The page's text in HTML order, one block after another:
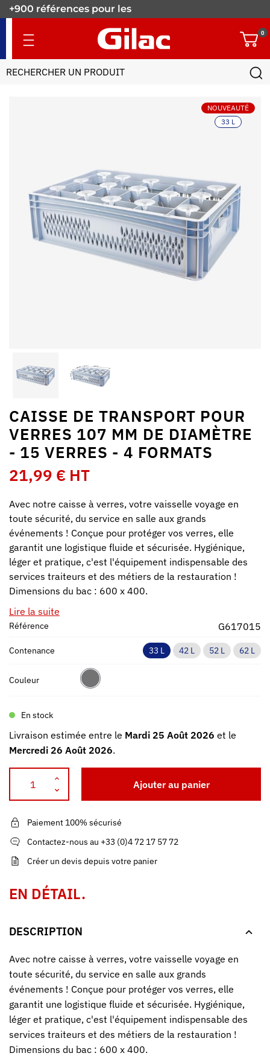
NOUVEAUTÉ
33 L
CAISSE DE TRANSPORT POUR
VERRES 107 MM DE DIAMÈTRE
- 15 VERRES - 4 FORMATS
21,99 € HT
Avec notre caisse à verres, votre vaisselle voyage en
toute sécurité, du service en salle aux grands
événements ! Conçue pour protéger vos verres, elle
garantit une logistique fluide et sécurisée. Hygiénique,
léger et pratique, c'est l'équipement indispensable des
services traiteurs et des métiers de la restauration !
Dimensions du bac : 600 x 400.
Lire la suite
Référence G617015
Contenance 33 L 42 L 52 L 62 L
Couleur
En stock
Livraison estimée entre le Mardi 25 Août 2026 et le
Mercredi 26 Août 2026.
Ajouter au panier
Paiement 100% sécurisé
Contactez-nous au +33 (0)4 72 17 57 72
Créer un devis depuis votre panier
EN DÉTAIL.
DESCRIPTION
Avec notre caisse à verres, votre vaisselle voyage en
toute sécurité, du service en salle aux grands
événements ! Conçue pour protéger vos verres, elle
garantit une logistique fluide et sécurisée. Hygiénique,
léger et pratique, c'est l'équipement indispensable des
services traiteurs et des métiers de la restauration !
Dimensions du bac : 600 x 400.
+900 références pour les
0